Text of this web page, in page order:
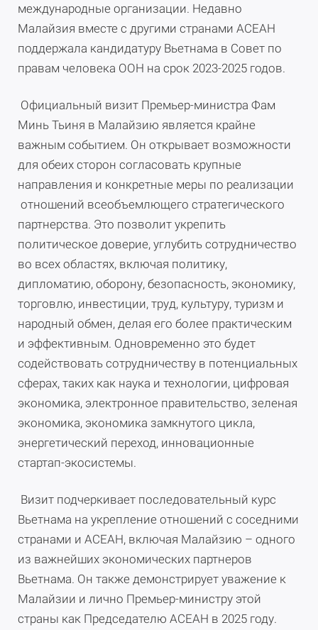
международные организации. Недавно
Малайзия вместе с другими странами АСЕАН
поддержала кандидатуру Вьетнама в Совет по
правам человека ООН на срок 2023-2025 годов.
Официальный визит Премьер-министра Фам
Минь Тьиня в Малайзию является крайне
важным событием. Он открывает возможности
для обеих сторон согласовать крупные
направления и конкретные меры по реализации
отношений всеобъемлющего стратегического
партнерства. Это позволит укрепить
политическое доверие, углубить сотрудничество
во всех областях, включая политику,
дипломатию, оборону, безопасность, экономику,
торговлю, инвестиции, труд, культуру, туризм и
народный обмен, делая его более практическим
и эффективным. Одновременно это будет
содействовать сотрудничеству в потенциальных
сферах, таких как наука и технологии, цифровая
экономика, электронное правительство, зеленая
экономика, экономика замкнутого цикла,
энергетический переход, инновационные
стартап-экосистемы.
Визит подчеркивает последовательный курс
Вьетнама на укрепление отношений с соседними
странами и АСЕАН, включая Малайзию – одного
из важнейших экономических партнеров
Вьетнама. Он также демонстрирует уважение к
Малайзии и лично Премьер-министру этой
страны как Председателю АСЕАН в 2025 году.